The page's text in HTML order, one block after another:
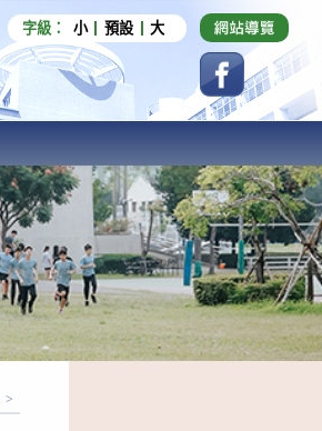
字級： 小 預設 大
>